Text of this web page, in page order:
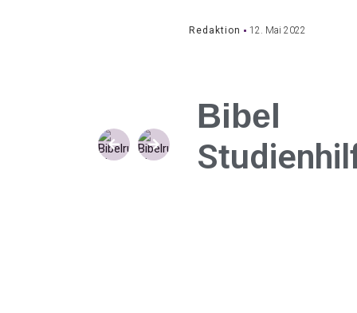
Redaktion 12. Mai 2022
Bibel